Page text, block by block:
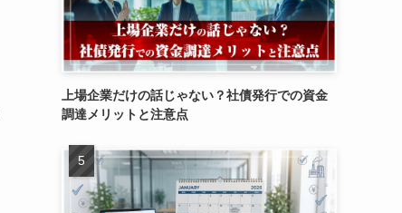
上場企業だけの話じゃない？社債発行での資金
調達メリットと注意点